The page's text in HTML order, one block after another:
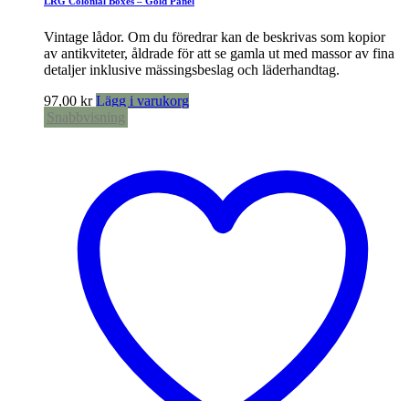
Vintage lådor. Om du föredrar kan de beskrivas som kopior
av antikviteter, åldrade för att se gamla ut med massor av fina
detaljer inklusive mässingsbeslag och läderhandtag.
97,00 kr Lägg i varukorg
Snabbvisning